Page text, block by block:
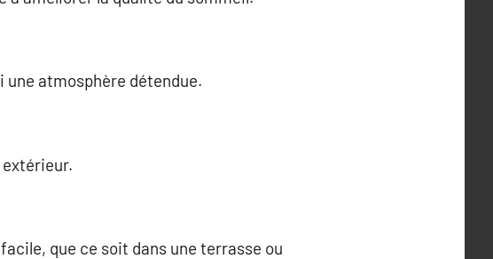
atmosphère détendue.
extérieur.
que ce soit dans une terrasse ou